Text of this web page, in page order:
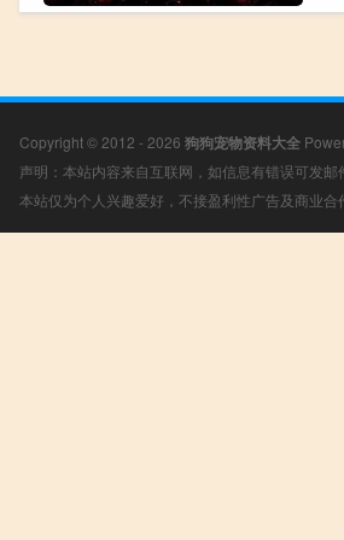
Copyright © 2012 - 2026 狗狗宠物资料大全
声明：本站内容来自互联网，如信息有错误可发
本站仅为个人兴趣爱好，不接盈利性广告及商业合